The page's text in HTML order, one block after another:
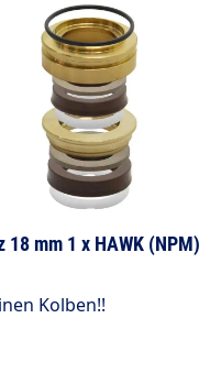
mm 1 x HAWK (NPM)
Kolben!!